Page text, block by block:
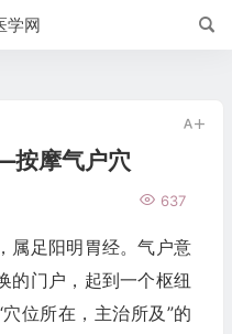
学网
摩气户穴
637
属足阳明胃经。气户意
的门户，起到一个枢纽
位所在，主治所及”的